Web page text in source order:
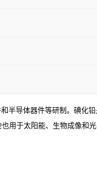
导体器件等研制。碘化
用于太阳能、生物成像和光